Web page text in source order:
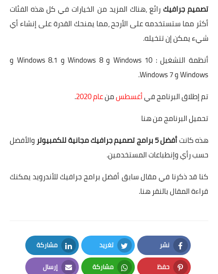
تصميم جرافيكرائع ،هناك المزيد من الخيارات في كل هذه الفئات
أكثر مما ستستخدمه على الأرجح ،مما يمنحك القدرة على إنشاء أي
شيء يمكن إن تتخيله.
أنظمة التشغيل : Windows 10 و Windows 8 و Windows 8.1 و
Windows و Windows 7.
تم إطلاق البرنامج فيأغسطسمنعام 2020
.
تحميل البرنامج منهنا
هذه كانتأفضل 5 برامج تصميم جرافيك مجانية للكمبيوتر
والأفضل
حسب رأي وإنطباعات المستخدمين.
كنا قد ذكرنا في مقال سابق أفضل برامج جرافيك للأندرويد يمكنك
قراءة المقال بالنقر هنا.
نشر
Facebook
تغريد
Twitter
مشاركة
LinkedIn
حفظ مشاركة إرسال